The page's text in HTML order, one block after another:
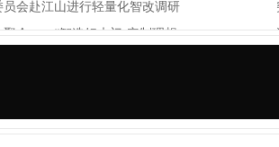
会赴江山进行轻量化智改调研
聚会——“智造好木门·定制理想...